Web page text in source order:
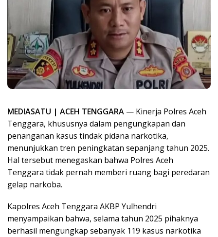
MEDIASATU | ACEH TENGGARA — Kinerja Polres Aceh
Tenggara, khususnya dalam pengungkapan dan
penanganan kasus tindak pidana narkotika,
menunjukkan tren peningkatan sepanjang tahun 2025.
Hal tersebut menegaskan bahwa Polres Aceh
Tenggara tidak pernah memberi ruang bagi peredaran
gelap narkoba.
Kapolres Aceh Tenggara AKBP Yulhendri
menyampaikan bahwa, selama tahun 2025 pihaknya
berhasil mengungkap sebanyak 119 kasus narkotika